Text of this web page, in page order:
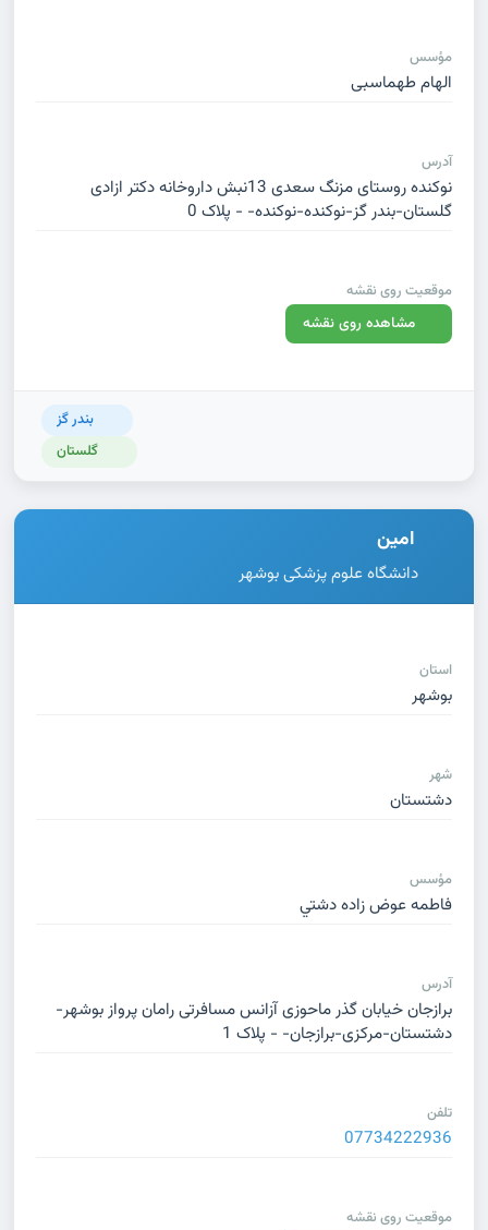
مؤسس
الهام طهماسبی
آدرس
نوکنده روستای مزنگ سعدی 13نبش داروخانه دکتر ازادی
گلستان-بندر گز-نوکنده-نوکنده- - پلاک 0
موقعیت روی نقشه
مشاهده روی نقشه
بندر گز
گلستان
امین
دانشگاه علوم پزشکی بوشهر
استان
بوشهر
شهر
دشتستان
مؤسس
فاطمه عوض زاده دشتي
آدرس
برازجان خیابان گذر ماحوزی آزانس مسافرتی رامان پرواز بوشهر-
دشتستان-مرکزی-برازجان- - پلاک 1
تلفن
07734222936
موقعیت روی نقشه